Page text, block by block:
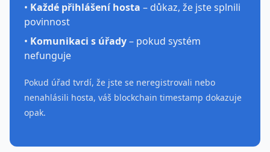
• Každé přihlášení hosta – důkaz, že jste splnili
povinnost
• Komunikaci s úřady– pokud systém
nefunguje
Pokud úřad tvrdí, že jste se neregistrovali nebo
nenahlásili hosta, váš blockchain timestamp dokazuje
opak.